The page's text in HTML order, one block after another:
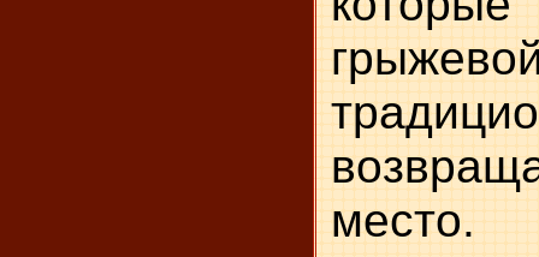
место.